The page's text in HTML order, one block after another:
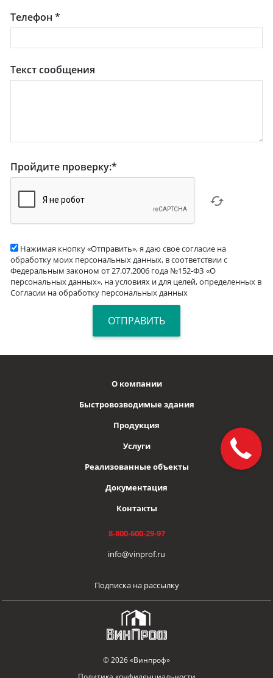
Телефон*
Текст сообщения
Пройдите проверку:*
Нажимая кнопку «Отправить», я даю свое согласие на
обработку моих персональных данных, в соответствии с
Федеральным законом от 27.07.2006 года №152-ФЗ «О
персональных данных», на условиях и для целей, определенных в
Согласии на обработку персональных данных
© 2026 «Винпроф»
О компании
Быстровозводимые здания
Продукция
Услуги
Реализованные объекты
Документация
Контакты
8-800-600-29-97
info@vinprof.ru
Подписка на рассылку